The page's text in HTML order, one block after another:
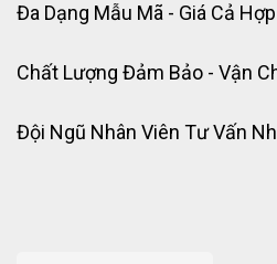
Đa Dạng Mẫu Mã - Giá Cả
Chất Lượng Đảm Bảo - Vận
Đội Ngũ Nhân Viên Tư Vấn